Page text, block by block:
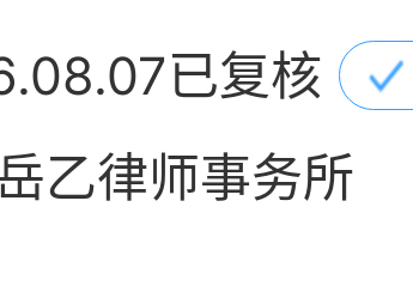
已复核
乙律师事务所